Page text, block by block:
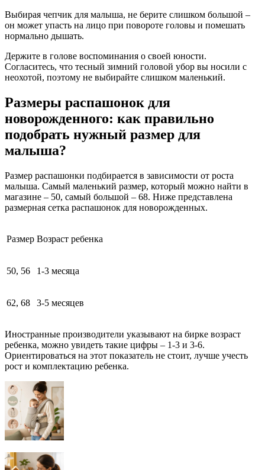
Выбирая чепчик для малыша, не берите слишком большой –
он может упасть на лицо при повороте головы и помешать
нормально дышать.
Держите в голове воспоминания о своей юности.
Согласитесь, что тесный зимний головой убор вы носили с
неохотой, поэтому не выбирайте слишком маленький.
Размеры распашонок для
новорожденного: как правильно
подобрать нужный размер для
малыша?
Размер распашонки подбирается в зависимости от роста
малыша. Самый маленький размер, который можно найти в
магазине – 50, самый большой – 68. Ниже представлена
размерная сетка распашонок для новорожденных.
Размер Возраст ребенка
50, 56 1-3 месяца
62, 68 3-5 месяцев
Иностранные производители указывают на бирке возраст
ребенка, можно увидеть такие цифры – 1-3 и 3-6.
Ориентироваться на этот показатель не стоит, лучше учесть
рост и комплектацию ребенка.